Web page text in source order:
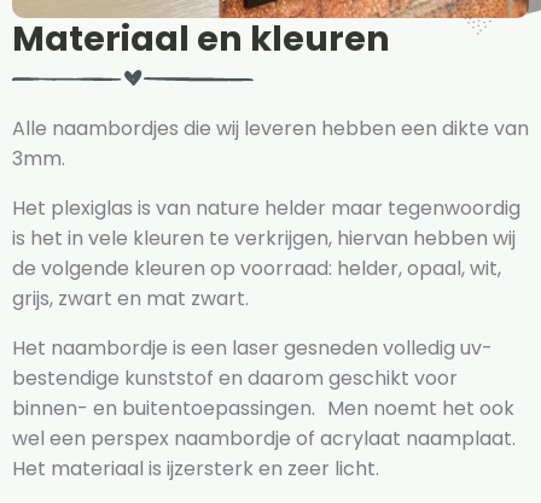
Materiaal en kleuren
Alle naambordjes die wij leveren hebben een dikte van
3mm.
Het plexiglas is van nature helder maar tegenwoordig
is het in vele kleuren te verkrijgen, hiervan hebben wij
de volgende kleuren op voorraad: helder, opaal, wit,
grijs, zwart en mat zwart.
Het naambordje is een laser gesneden volledig uv-
bestendige kunststof en daarom geschikt voor
binnen- en buitentoepassingen. Men noemt het ook
wel een perspex naambordje of acrylaat naamplaat.
Het materiaal is ijzersterk en zeer licht.